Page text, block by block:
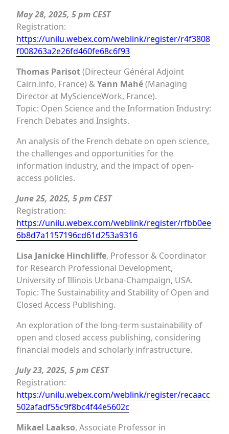
May 28, 2025, 5 pm CEST
Registration:
https://unilu.webex.com/weblink/register/r4f3808
f008263a2e26fd460fe68c6f93
Thomas Parisot(Directeur Général Adjoint
Cairn.info, France) &Yann Mahé(Managing
Director at MyScienceWork, France).
Topic: Open Science and the Information Industry:
French Debates and Insights.
An analysis of the French debate on open science,
the challenges and opportunities for the
information industry, and the impact of open-
access policies.
June 25, 2025, 5 pm CEST
Registration:
https://unilu.webex.com/weblink/register/rfbb0ee
6b8d7a1157196cd61d253a9316
Lisa Janicke Hinchliffe, Professor & Coordinator
for Research Professional Development,
University of Illinois Urbana-Champaign, USA.
Topic: The Sustainability and Stability of Open and
Closed Access Publishing.
An exploration of the long-term sustainability of
open and closed access publishing, considering
financial models and scholarly infrastructure.
July 23, 2025, 5 pm CEST
Registration:
https://unilu.webex.com/weblink/register/recaacc
502afadf55c9f8bc4f44e5602c
Mikael Laakso, Associate Professor in